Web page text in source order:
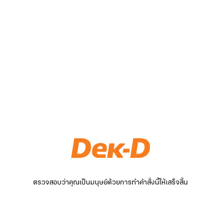
ตรวจสอบว่าคุณเป็นมนุษย์ด้วยการทำคำสั่งนี้ให้เสร็จสิ้น